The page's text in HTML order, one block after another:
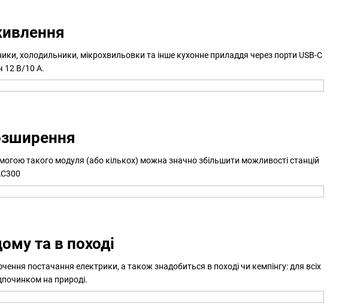
холодильники, мікрохвильовки та інше кухонне приладдя через порти USB-C
12 В/10 А.
такого модуля (або кількох) можна значно збільшити можливості станцій
та в поході
постачання електрики, а також знадобиться в поході чи кемпінгу: для всіх
на природі.